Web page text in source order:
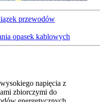
przewodów
opasek kablowych